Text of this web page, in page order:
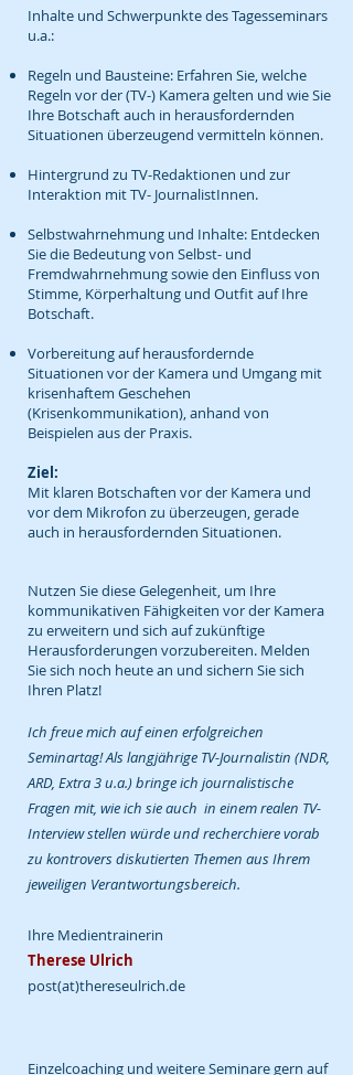
Inhalte und Schwerpunkte des Tagesseminars
u.a.:
Regeln und Bausteine: Erfahren Sie, welche
Regeln vor der (TV-) Kamera gelten und wie Sie
Ihre Botschaft auch in herausfordernden
Situationen überzeugend vermitteln können.
Hintergrund zu TV-Redaktionen und zur
Interaktion mit TV- JournalistInnen.
Selbstwahrnehmung und Inhalte: Entdecken
Sie die Bedeutung von Selbst- und
Fremdwahrnehmung sowie den Einfluss von
Stimme, Körperhaltung und Outfit auf Ihre
Botschaft.
Vorbereitung auf herausfordernde
Situationen vor der Kamera und Umgang mit
krisenhaftem Geschehen
(Krisenkommunikation), anhand von
Beispielen aus der Praxis.
Ziel:
Mit klaren Botschaften vor der Kamera und
vor dem Mikrofon zu überzeugen, gerade
auch in herausfordernden Situationen.
Nutzen Sie diese Gelegenheit, um Ihre
kommunikativen Fähigkeiten vor der Kamera
zu erweitern und sich auf zukünftige
Herausforderungen vorzubereiten. Melden
Sie sich noch heute an und sichern Sie sich
Ihren Platz!
Ich freue mich auf einen erfolgreichen
Seminartag!Als langjährige TV-Journalistin (NDR,
ARD, Extra 3 u.a.) bringe ich journalistische
Fragen mit, wie ich sie auch in einem realen TV-
Interview stellen würde und recherchiere vorab
zu kontrovers diskutierten Themen aus Ihrem
jeweiligen Verantwortungsbereich.
Ihre Medientrainerin
Therese Ulrich
post(at)thereseulrich.de
Einzelcoaching und weitere Seminare gern auf